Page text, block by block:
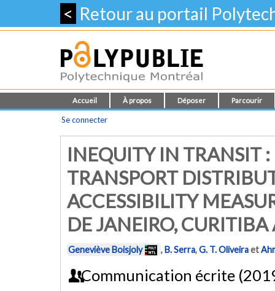
< Retour au portail
Accueil À propos Déposer Parcourir
Se connecter
INEQUITY IN TRANSIT
TRANSPORT
ACCESSIBILITY
DE JANEIRO,
Geneviève Boisjoly ,B. Serra,G. T. Oliveiraet
Communication écrite